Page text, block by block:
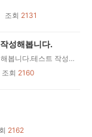
조회 2131
성해봅니다.
테스트 작성합니다.테스트작성해봅니다.테스트 작성합니다.테스트작성해봅니다.테스트 작성합니다.테스트작성해봅니다.테스트 작성합니다.테스트작성해봅니다.테스트 작성합니다.테스트작성해봅니다.테스트 작성합니다.테스트작성해봅니다.테스트 작성합니다.테스트작성해봅니다.테스트 작성합니다.테스트작성해봅니다.테스트 작성합니다.테스트작성해봅니다.테스트 작성합니다.테스트작성해봅니다.테스트 작성합니다.테스트작성해봅니다.테스트 작성합니다.테스트작성해봅니다.
조회 2160
2162